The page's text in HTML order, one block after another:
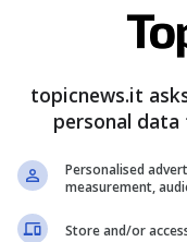
su MTV, dove
televisiva è del
topicnews.it
personal
Personalised
measurement,
Store and/or